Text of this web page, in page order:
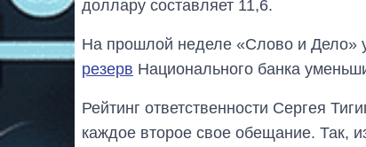
доллару составляет 11,6.
На прошлой неделе «Слово и Дело»
резерв Национального банка
Рейтинг ответственности Сергея
каждое второе свое обещание. Так,